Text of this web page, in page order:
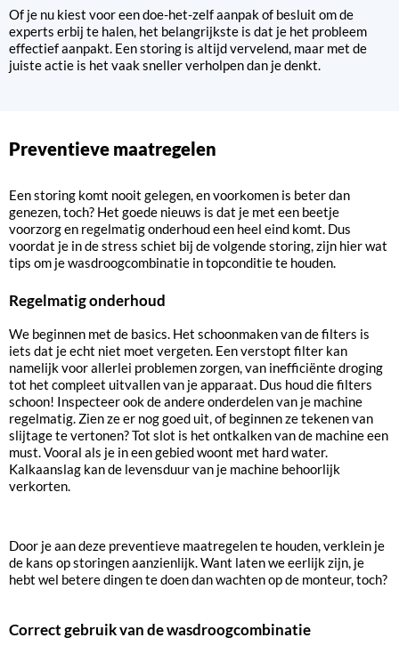
Of je nu kiest voor een doe-het-zelf aanpak of besluit om de
experts erbij te halen, het belangrijkste is dat je het probleem
effectief aanpakt. Een storing is altijd vervelend, maar met de
juiste actie is het vaak sneller verholpen dan je denkt.
Preventieve maatregelen
Een storing komt nooit gelegen, en voorkomen is beter dan
genezen, toch? Het goede nieuws is dat je met een beetje
voorzorg en regelmatig onderhoud een heel eind komt. Dus
voordat je in de stress schiet bij de volgende storing, zijn hier wat
tips om je wasdroogcombinatie in topconditie te houden.
Regelmatig onderhoud
We beginnen met de basics. Het schoonmaken van de filters is
iets dat je echt niet moet vergeten. Een verstopt filter kan
namelijk voor allerlei problemen zorgen, van inefficiënte droging
tot het compleet uitvallen van je apparaat. Dus houd die filters
schoon! Inspecteer ook de andere onderdelen van je machine
regelmatig. Zien ze er nog goed uit, of beginnen ze tekenen van
slijtage te vertonen? Tot slot is het ontkalken van de machine een
must. Vooral als je in een gebied woont met hard water.
Kalkaanslag kan de levensduur van je machine behoorlijk
verkorten.
Door je aan deze preventieve maatregelen te houden, verklein je
de kans op storingen aanzienlijk. Want laten we eerlijk zijn, je
hebt wel betere dingen te doen dan wachten op de monteur, toch?
Correct gebruik van de wasdroogcombinatie